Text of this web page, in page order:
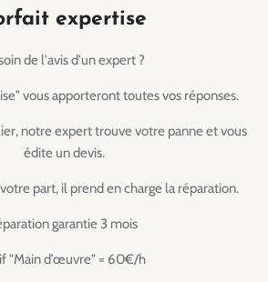
expertise
de l'avis d'un expert ?
vous apporteront toutes vos réponses.
notre expert trouve votre panne et vous
édite un devis.
part, il prend en charge la réparation.
garantie 3 mois
"Main d’œuvre" = 60€/h